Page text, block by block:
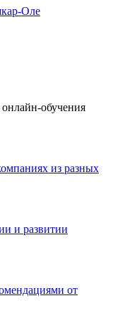
обучения
из разных
и развитии
от